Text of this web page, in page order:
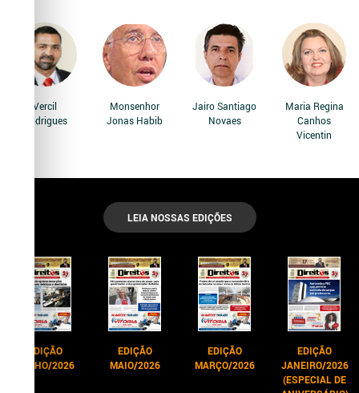
Vercil
Rodrigues
Monsenhor
Jonas Habib
Jairo Santiago
Novaes
Maria Regina
Canhos
Vicentin
LEIA NOSSAS EDIÇÕES
EDIÇÃO
JUNHO/2026
EDIÇÃO
MAIO/2026
EDIÇÃO
MARÇO/2026
EDIÇÃO
JANEIRO/2026
(ESPECIAL DE